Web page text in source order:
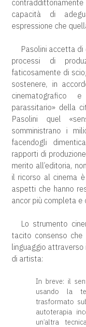
capacità di
espressione che
Pasolini accetta
processi di
faticosamente di
sostenere, in
cinematografico
parassitario» della
Pasolini quel
somministrano i
facendogli
rapporti di
merito all’editoria,
il ricorso al cinema
aspetti che hanno
ancor più completa e
Lo strumento
tacito consenso
linguaggio attraverso
di artista:
In breve: il
usando la
trasformato
autoterapia
un’altra